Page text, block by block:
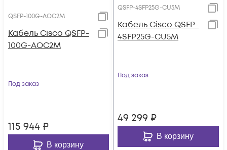
QSFP-100G-AOC2M
Кабель Cisco QSFP-
100G-AOC2M
Под заказ
115 944 ₽
В корзину
QSFP-4SFP25G-CU5M
Кабель Cisco QSFP-
4SFP25G-CU5M
Под заказ
49 299 ₽
В корзину